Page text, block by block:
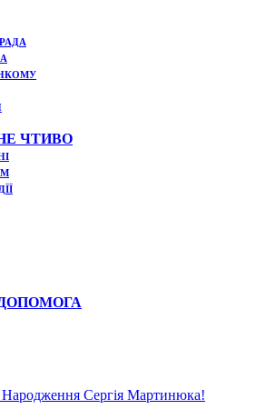
ЧТИВО
Сергія Мартинюка!